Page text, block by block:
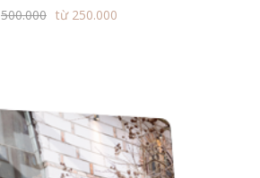
500.000 từ 250.000